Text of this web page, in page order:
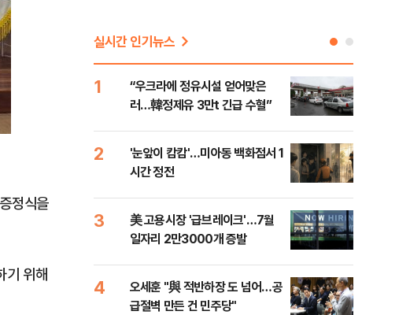
정식을
기 위해
실시간 인기뉴스
1
“우크라에 정유시설 얻어맞은
러…韓정제유 3만t 긴급 수혈”
2
'눈앞이 캄캄'…미아동 백화점서 1
시간 정전
3
美 고용시장 '급브레이크'…7월
일자리 2만3000개 증발
4
오세훈 "與 적반하장 도 넘어…공
급절벽 만든 건 민주당"